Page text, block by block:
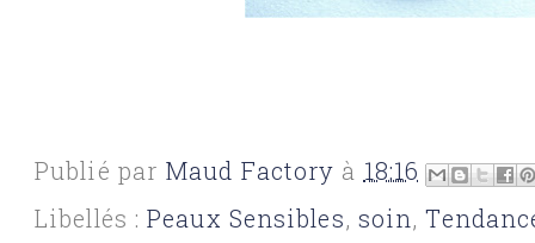
Publié par Maud Factory à 18:16
Libellés :Peaux Sensibles, soin,